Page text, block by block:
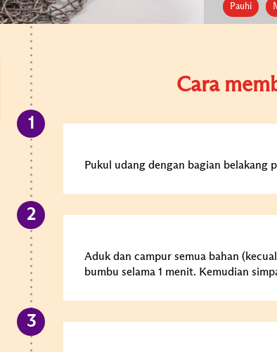
Pauhi
Cara
Pukul udang dengan bagian belakang
Aduk dan campur semua bahan
bumbu selama 1 menit. Kemudian